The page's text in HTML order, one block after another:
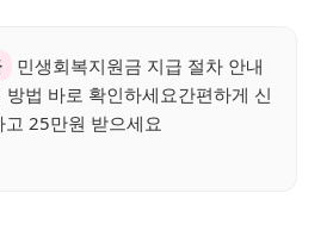
민생회복지원금 지급 절차 안내
법 바로 확인하세요간편하게 신
고 25만원 받으세요